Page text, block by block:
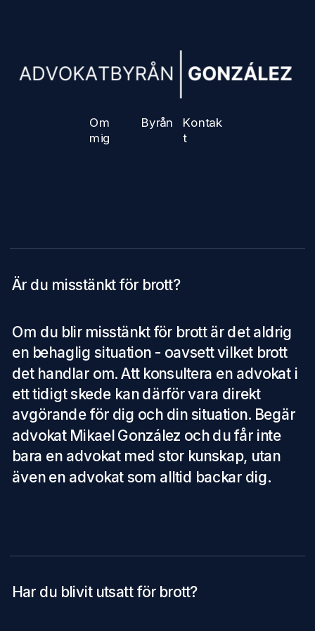
Om
mig
Byrån
Kontak
t
Är du misstänkt för brott?
Om du blir misstänkt för brott är det aldrig
en behaglig situation - oavsett vilket brott
det handlar om. Att konsultera en advokat i
ett tidigt skede kan därför vara direkt
avgörande för dig och din situation. Begär
advokat Mikael González och du får inte
bara en advokat med stor kunskap, utan
även en advokat som alltid backar dig.
Har du blivit utsatt för brott?